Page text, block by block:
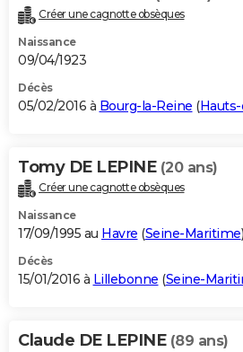
Créer une cagnotte obsèques
Naissance
09/04/1923
Décès
05/02/2016 à Bourg-la-Reine (
Tomy DE LEPINE (20 ans)
Créer une cagnotte obsèques
Naissance
17/09/1995 au Havre (Seine-Maritime)
Décès
15/01/2016 à Lillebonne (Seine-
Claude DE LEPINE (89 ans)